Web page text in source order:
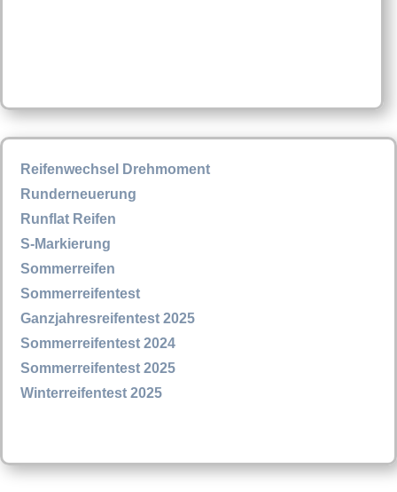
Reifenwechsel Drehmoment
Runderneuerung
Runflat Reifen
S-Markierung
Sommerreifen
Sommerreifentest
Ganzjahresreifentest 2025
Sommerreifentest 2024
Sommerreifentest 2025
Winterreifentest 2025